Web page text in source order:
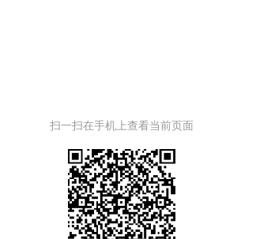
扫一扫在手机上查看当前页面